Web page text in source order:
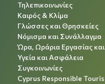
Τηλεπικοινωνίες
Καιρός & Κλίμα
Γλώσσες και Θρησκείες
Νόμισμα και Συνάλλαγμα
Ώρα, Ωράρια Εργασίας και
Υγεία και Ασφάλεια
Συγκοινωνίες
Cyprus Responsible